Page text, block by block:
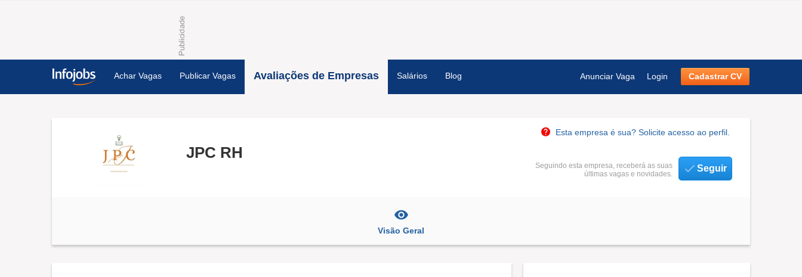
Achar Vagas Publicar Vagas Avaliações de Empresas Salários Blog Anunciar Vaga Login Cadastrar CV
Esta empresa é sua? Solicite acesso ao perfil.
JPC RH
Seguindo esta empresa, receberá as suas
últimas vagas e novidades.
Seguir
Visão Geral